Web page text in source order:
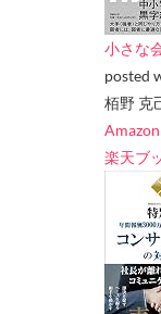
小さな
posted
栢野 克
Amazon
楽天ブ